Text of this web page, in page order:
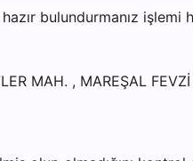
bulundurmanız işlemi
MAH. , MAREŞAL